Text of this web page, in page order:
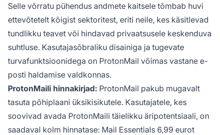
Selle võrratu pühendus andmete kaitsele tõmbab huvi
ettevõtetelt kõigist sektoritest, eriti neile, kes käsitlevad
tundlikku teavet või hindavad privaatsusele keskenduva
suhtluse. Kasutajasõbraliku disainiga ja tugevate
turvafunktsioonidega on ProtonMail võimas vastane e-
posti haldamise valdkonnas.
ProtonMaili hinnakirjad: ProtonMail pakub mugavalt
tasuta põhiplaani üksikisikutele. Kasutajatele, kes
soovivad avada ProtonMaili täielikku äripotentsiaali, on
saadaval kolm hinnatase: Mail Essentials 6,99 eurot